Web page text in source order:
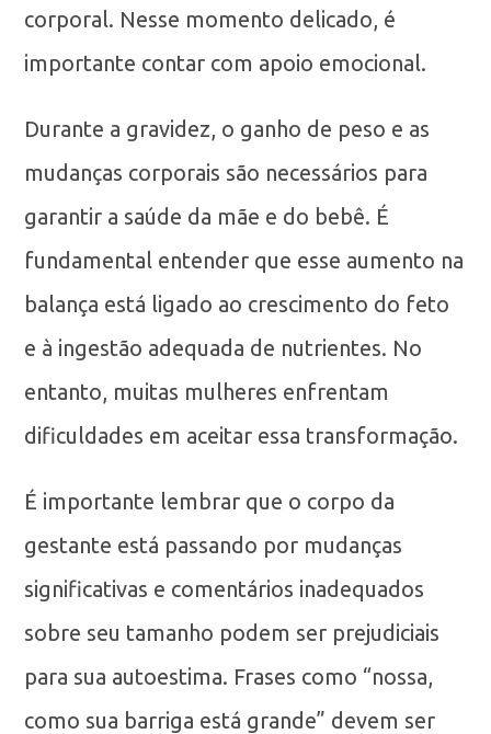
corporal. Nesse momento delicado, é
importante contar com apoio emocional.
Durante a gravidez, o ganho de peso e as
mudanças corporais são necessários para
garantir a saúde da mãe e do bebê. É
fundamental entender que esse aumento na
balança está ligado ao crescimento do feto
e à ingestão adequada de nutrientes. No
entanto, muitas mulheres enfrentam
dificuldades em aceitar essa transformação.
É importante lembrar que o corpo da
gestante está passando por mudanças
significativas e comentários inadequados
sobre seu tamanho podem ser prejudiciais
para sua autoestima. Frases como “nossa,
como sua barriga está grande” devem ser